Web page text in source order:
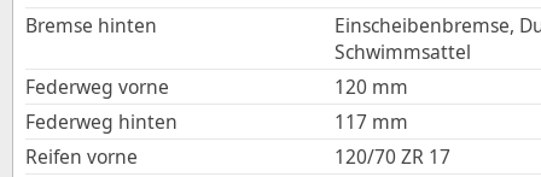
Bremse hinten
Einscheibenbremse,
Schwimmsattel
Federweg vorne
120 mm
Federweg hinten
117 mm
Reifen vorne
120/70 ZR 17